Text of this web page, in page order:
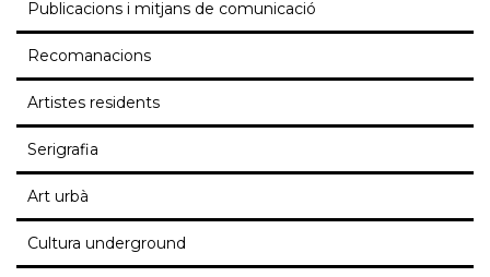
Publicacions i mitjans de comunicació
Recomanacions
Artistes residents
Serigrafia
Art urbà
Cultura underground